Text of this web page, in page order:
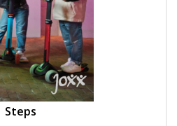
Steps